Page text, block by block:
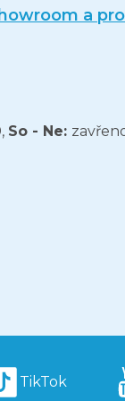
a
So - Ne:
TikTok